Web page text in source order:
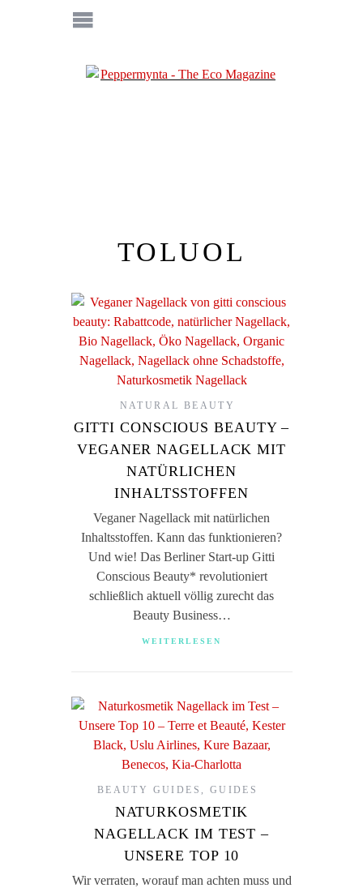
TOLUOL
NATURAL BEAUTY
GITTI CONSCIOUS BEAUTY –
VEGANER NAGELLACK MIT
NATÜRLICHEN
INHALTSSTOFFEN
Veganer Nagellack mit natürlichen
Inhaltsstoffen. Kann das funktionieren?
Und wie! Das Berliner Start-up Gitti
Conscious Beauty* revolutioniert
schließlich aktuell völlig zurecht das
Beauty Business…
WEITERLESEN
BEAUTY GUIDES , GUIDES
NATURKOSMETIK
NAGELLACK IM TEST –
UNSERE TOP 10
Wir verraten, worauf man achten muss und